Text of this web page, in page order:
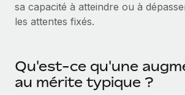
Intégrez vos RH aux flux de travail en
Connecter
Nouveau
Connectez n'importe quel outil d’IA à
Entreprises intermédiaires
Développez vos équipes avec des
Entreprise
Les RH à l’international pour les
Études de cas
Checklists et modèles
Italiano
日本語
sa capacité à atteindre ou à
les attentes fixés.
Qu'est-ce qu'une
au mérite typique ?